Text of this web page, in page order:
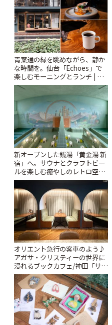
青葉通の緑を眺めながら、静か
な時間を。仙台「Echoes」で
楽しむモーニングとランチ | こ
とりっぷ
新オープンした銭湯「黄金湯 新
宿」へ。サウナとクラフトビー
ルを楽しむ癒やしのレトロ空間
| ことりっぷ
オリエント急行の客車のよう♪
アガサ・クリスティーの世界に
浸れるブックカフェ/神田「サロ
ンクリスティ」 | ことりっぷ